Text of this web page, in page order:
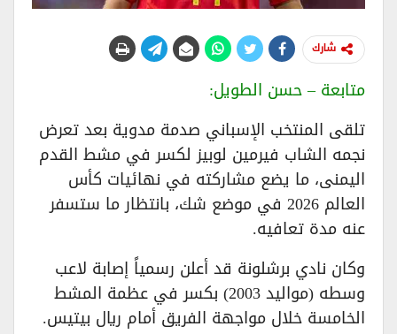
شارك
متابعة – حسن الطويل:
تلقى المنتخب الإسباني صدمة مدوية بعد تعرض
نجمه الشاب فيرمين لوبيز لكسر في مشط القدم
اليمنى، ما يضع مشاركته في نهائيات كأس
العالم 2026 في موضع شك، بانتظار ما ستسفر
عنه مدة تعافيه.
وكان نادي برشلونة قد أعلن رسمياً إصابة لاعب
وسطه (مواليد 2003) بكسر في عظمة المشط
الخامسة خلال مواجهة الفريق أمام ريال بيتيس.